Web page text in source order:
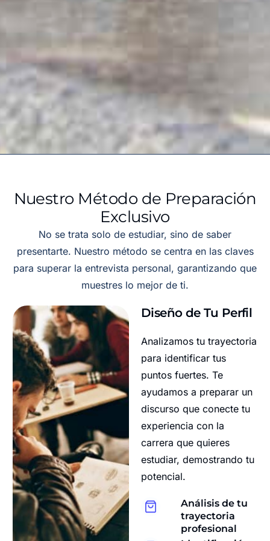
Nuestro Método de Preparación
Exclusivo
No se trata solo de estudiar, sino de saber
presentarte. Nuestro método se centra en las claves
para superar la entrevista personal, garantizando que
muestres lo mejor de ti.
Diseño de Tu Perfil
Analizamos tu trayectoria
para identificar tus
puntos fuertes. Te
ayudamos a preparar un
discurso que conecte tu
experiencia con la
carrera que quieres
estudiar, demostrando tu
potencial.
Análisis de tu
trayectoria
profesional